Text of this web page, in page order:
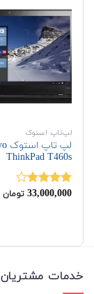
لپ‌تاپ استوک
ThinkPad T460s
نمره
33,000,000 تومان
خدمات مشتریان